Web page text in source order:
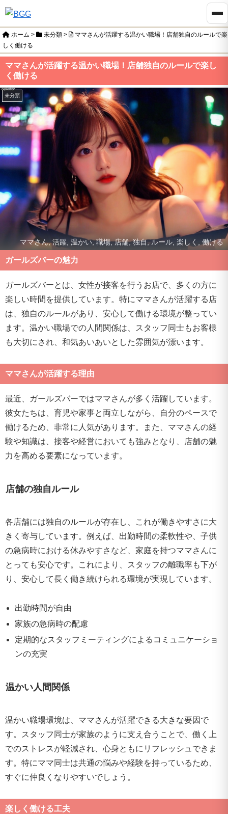
ホーム > 未分類 >
ママさんが活躍する温かい職場！店舗独自のルールで楽
しく働ける
ママさんが活躍する温かい職場！店舗独自のルールで楽し
く働ける
未分類
ママさん, 活躍, 温かい, 職場, 店舗, 独自, ルール, 楽しく, 働ける
ガールズバーの魅力
ガールズバーとは、女性が接客を行うお店で、多くの方に
楽しい時間を提供しています。特にママさんが活躍する店
は、独自のルールがあり、安心して働ける環境が整ってい
ます。温かい職場での人間関係は、スタッフ同士もお客様
も大切にされ、和気あいあいとした雰囲気が漂います。
ママさんが活躍する理由
最近、ガールズバーではママさんが多く活躍しています。
彼女たちは、育児や家事と両立しながら、自分のペースで
働けるため、非常に人気があります。また、ママさんの経
験や知識は、接客や経営においても強みとなり、店舗の魅
力を高める要素になっています。
店舗の独自ルール
各店舗には独自のルールが存在し、これが働きやすさに大
きく寄与しています。例えば、出勤時間の柔軟性や、子供
の急病時における休みやすさなど、家庭を持つママさんに
とっても安心です。これにより、スタッフの離職率も下が
り、安心して長く働き続けられる環境が実現しています。
出勤時間が自由
家族の急病時の配慮
定期的なスタッフミーティングによるコミュニケーショ
ンの充実
温かい人間関係
温かい職場環境は、ママさんが活躍できる大きな要因で
す。スタッフ同士が家族のように支え合うことで、働く上
でのストレスが軽減され、心身ともにリフレッシュできま
す。特にママ同士は共通の悩みや経験を持っているため、
すぐに仲良くなりやすいでしょう。
楽しく働ける工夫